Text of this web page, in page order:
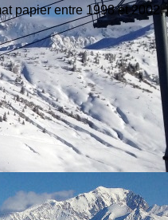
papier entre 1998 et